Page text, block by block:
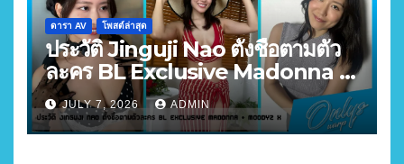
ดารา AV โพสต์ล่าสุด
ประวัติ Jinguji Nao ตั้งชื่อตามตัว
ละคร BL Exclusive Madonna +
MOODYZ X
JULY 7, 2026 ADMIN